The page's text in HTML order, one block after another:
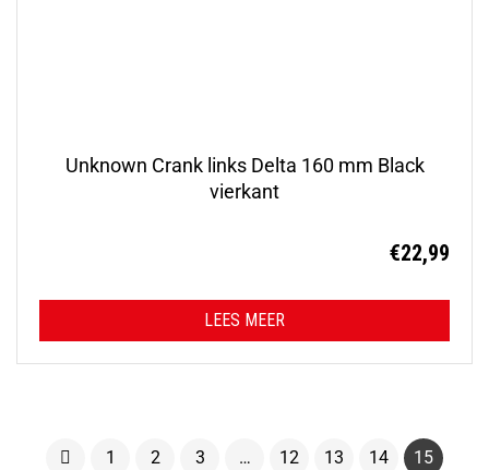
Unknown Crank links Delta 160 mm Black
vierkant
€22,99
LEES MEER
1 2 3 … 12 13 14 15